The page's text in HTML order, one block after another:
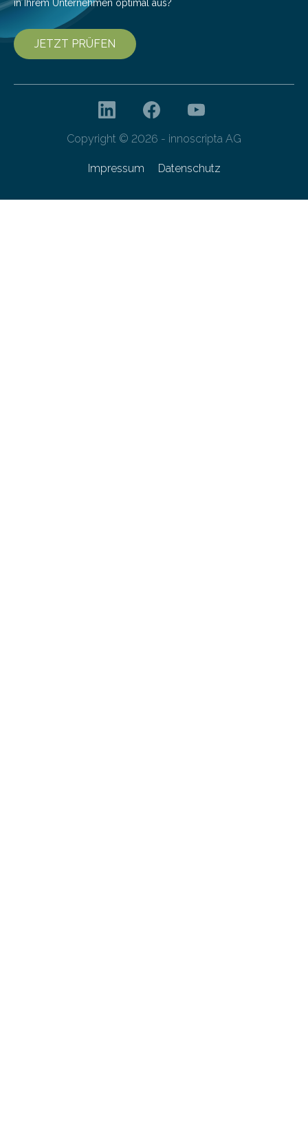
in Ihrem Unternehmen optimal aus?
JETZT PRÜFEN
Copyright © 2026 - innoscripta AG
Impressum Datenschutz